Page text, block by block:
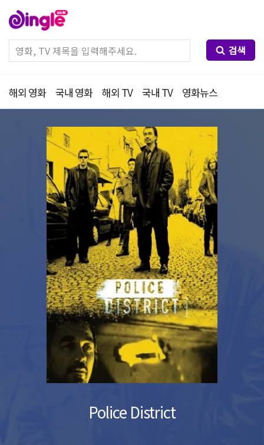
검색
해외 영화 국내 영화 해외 TV 국내 TV 영화뉴스
Police District